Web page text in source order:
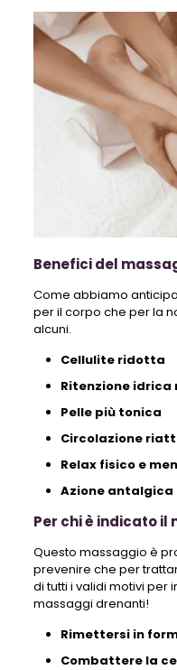
Benefici del
Come abbiamo
per il corpo che per la
alcuni.
Cellulite ridotta
Ritenzione
Pelle più tonica
Circolazione
Relax fisico e
Azione antalgica
Per chi è indicato
Questo massaggio è
prevenire che per
di tutti i validi motivi per
massaggi drenanti!
Rimettersi in
Combattere la